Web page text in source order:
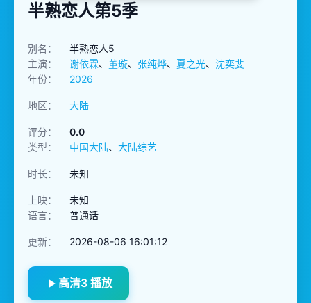
半熟恋人第5季
别名：
半熟恋人5
主演：
谢依霖、 董璇、 张纯烨、 夏之光、 沈奕斐
年份：
2026
地区： 大陆
评分：
0.0
类型：
中国大陆、 大陆综艺
时长： 未知
上映：
未知
语言：
普通话
更新： 2026-08-06 16:01:12
高清3 播放